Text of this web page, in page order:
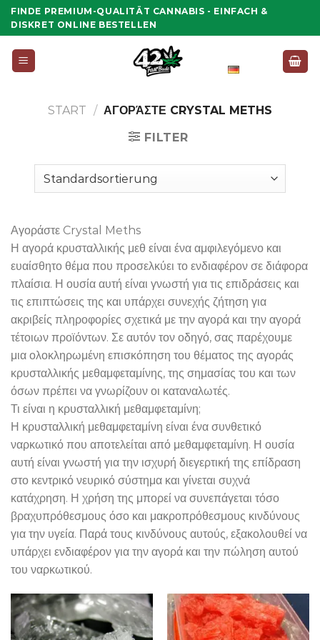
Zum
Inhalt
FINDE PREMIUM-QUALITÄT CANNABIS - EINFACH &
DISKRET ONLINE BESTELLEN
START / ΑΓΟΡΆΣΤΕ CRYSTAL METHS
FILTER
Αγοράστε Crystal Meths
Η αγορά κρυσταλλικής μεθ είναι ένα αμφιλεγόμενο και
ευαίσθητο θέμα που προσελκύει το ενδιαφέρον σε διάφορα
πλαίσια. Η ουσία αυτή είναι γνωστή για τις επιδράσεις και
τις επιπτώσεις της και υπάρχει συνεχής ζήτηση για
ακριβείς πληροφορίες σχετικά με την αγορά και την αγορά
τέτοιων προϊόντων. Σε αυτόν τον οδηγό, σας παρέχουμε
μια ολοκληρωμένη επισκόπηση του θέματος της αγοράς
κρυσταλλικής μεθαμφεταμίνης, της σημασίας του και των
όσων πρέπει να γνωρίζουν οι καταναλωτές.
Τι είναι η κρυσταλλική μεθαμφεταμίνη;
Η κρυσταλλική μεθαμφεταμίνη είναι ένα συνθετικό
ναρκωτικό που αποτελείται από μεθαμφεταμίνη. Η ουσία
αυτή είναι γνωστή για την ισχυρή διεγερτική της επίδραση
στο κεντρικό νευρικό σύστημα και γίνεται συχνά
κατάχρηση. Η χρήση της μπορεί να συνεπάγεται τόσο
βραχυπρόθεσμους όσο και μακροπρόθεσμους κινδύνους
για την υγεία. Παρά τους κινδύνους αυτούς, εξακολουθεί να
υπάρχει ενδιαφέρον για την αγορά και την πώληση αυτού
του ναρκωτικού.